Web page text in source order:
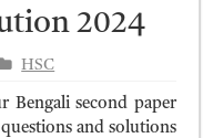
Result 2025 Mymensingh
2024
HSC
Bengali second paper
and solutions